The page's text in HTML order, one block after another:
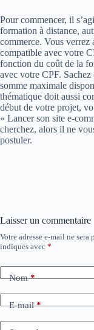
Pour commencer, il
formation à distance,
commerce. Vous verrez
compatible avec votre
fonction du coût de la
avec votre CPF.
somme maximale
thématique doit aussi
début de votre projet,
« Lancer son site e-
cherchez, alors il ne
postuler.
Laisser un commentaire
Votre adresse e-mail ne sera
indiqués avec *
Nom*
E-mail*